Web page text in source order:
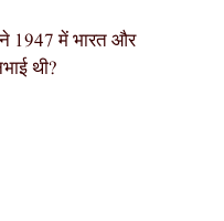
1947 में भारत और
थी?